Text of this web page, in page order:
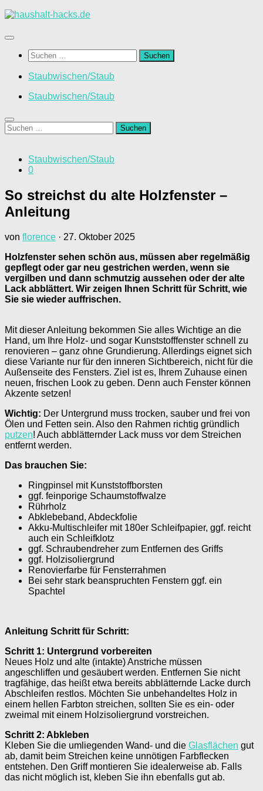
Zum
springen
Suchen
nach:
Staubwischen/Staub
Staubwischen/Staub
Suchen
nach:
Staubwischen/Staub
0
So streichst du alte Holzfenster –
Anleitung
von florence · 27. Oktober 2025
Holzfenster sehen schön aus, müssen aber regelmäßig
gepflegt oder gar neu gestrichen werden, wenn sie
vergilben und dann schmutzig aussehen oder der alte
Lack abblättert. Wir zeigen Ihnen Schritt für Schritt, wie
Sie sie wieder auffrischen.
Mit dieser Anleitung bekommen Sie alles Wichtige an die
Hand, um Ihre Holz- und sogar Kunststofffenster schnell zu
renovieren – ganz ohne Grundierung. Allerdings eignet sich
diese Variante nur für den inneren Sichtbereich, nicht für die
Außenseite des Fensters. Ziel ist es, Ihrem Zuhause einen
neuen, frischen Look zu geben. Denn auch Fenster können
Akzente setzen!
Wichtig: Der Untergrund muss trocken, sauber und frei von
Ölen und Fetten sein. Also den Rahmen richtig gründlich
putzen! Auch abblätternder Lack muss vor dem Streichen
entfernt werden.
Das brauchen Sie:
Ringpinsel mit Kunststoffborsten
ggf. feinporige Schaumstoffwalze
Rührholz
Abklebeband, Abdeckfolie
Akku-Multischleifer mit 180er Schleifpapier, ggf. reicht
auch ein Schleifklotz
ggf. Schraubendreher zum Entfernen des Griffs
ggf. Holzisoliergrund
Renovierfarbe für Fensterrahmen
Bei sehr stark beanspruchten Fenstern ggf. ein
Spachtel
Anleitung Schritt für Schritt:
Schritt 1: Untergrund vorbereiten
Neues Holz und alte (intakte) Anstriche müssen
angeschliffen und gesäubert werden. Entfernen Sie nicht
tragfähige, das heißt etwa bereits abblätternde Lacke durch
Abschleifen restlos. Möchten Sie unbehandeltes Holz in
einem hellen Farbton streichen, sollten Sie es ein- oder
zweimal mit einem Holzisoliergrund vorstreichen.
Schritt 2: Abkleben
Kleben Sie die umliegenden Wand- und die Glasflächen gut
ab, damit beim Streichen keine unnötigen Farbflecken
entstehen. Den Griff montieren Sie idealerweise ab. Falls
das nicht möglich ist, kleben Sie ihn ebenfalls gut ab.